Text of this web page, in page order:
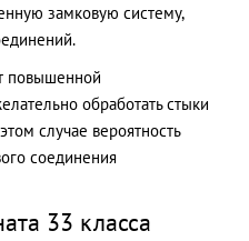
замковую систему,
повышенной
обработать стыки
случае вероятность
соединения
33 класса